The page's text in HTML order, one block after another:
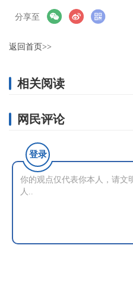
分享至
返回首页>>
相关阅读
网民评论
登录